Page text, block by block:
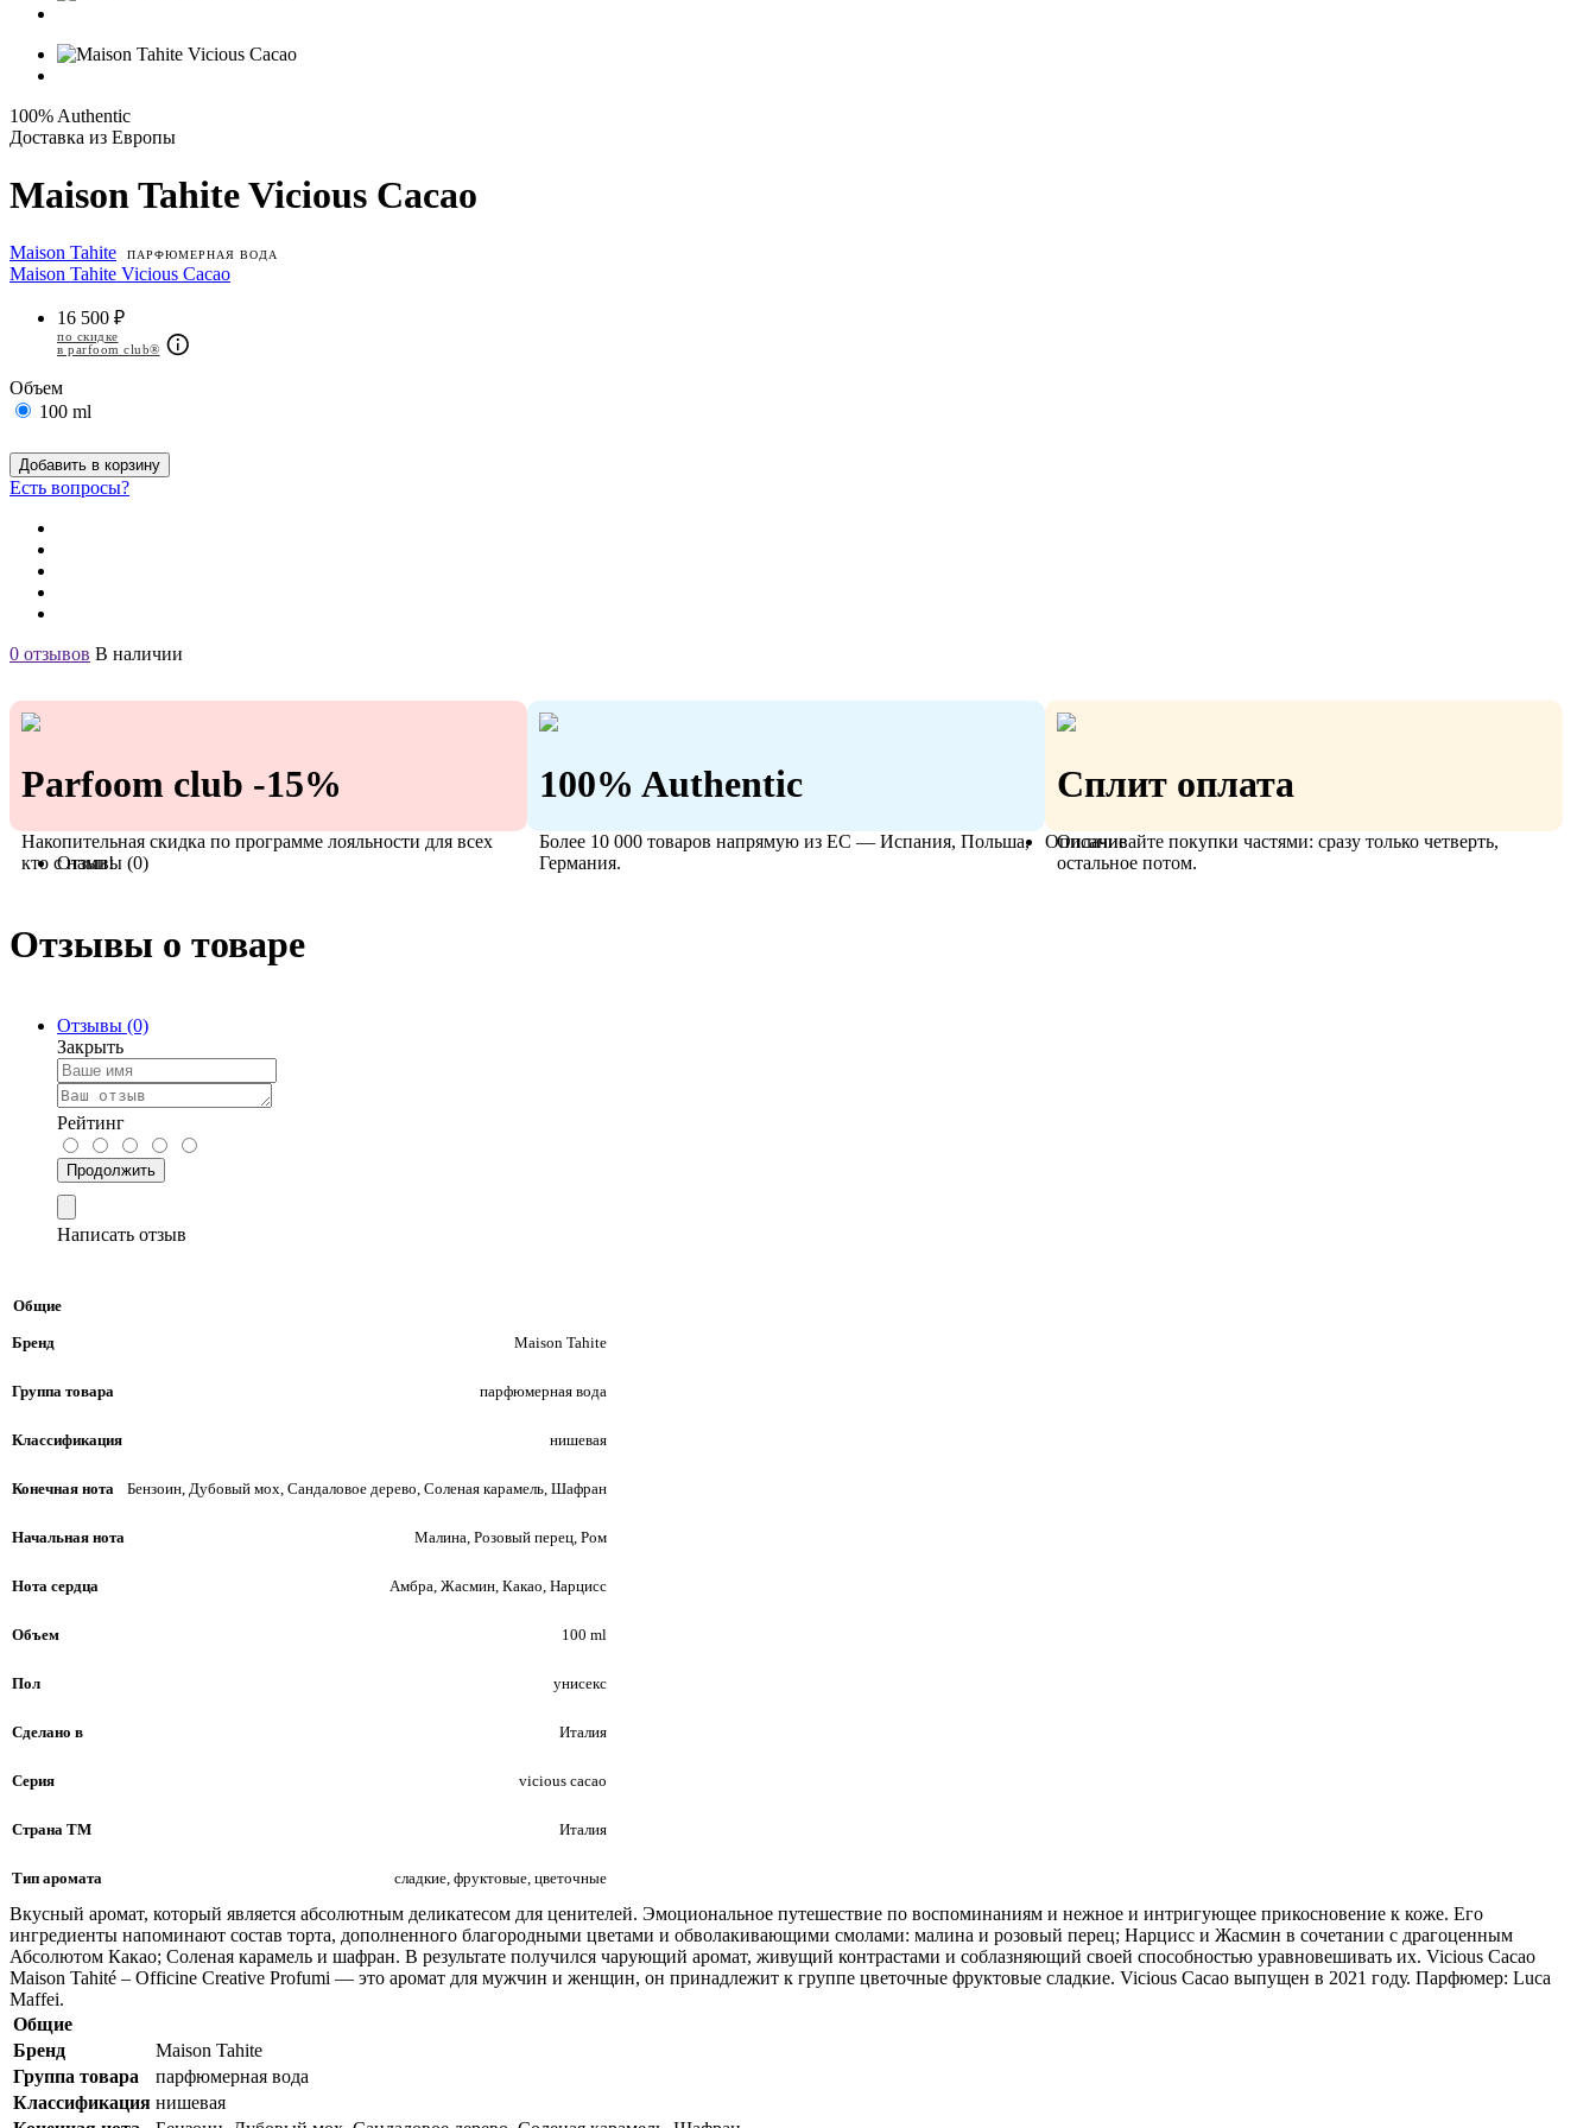
100% Authentic
Доставка из Европы
Maison Tahite Vicious Cacao
Maison Tahite ПАРФЮМЕРНАЯ ВОДА
Maison Tahite Vicious Cacao
16 500 ₽
по скидке
в parfoom club®
Объем
100 ml
Добавить в корзину
Есть вопросы?
0 отзывов В наличии
Parfoom club -15%
Накопительная скидка по программе лояльности для всех
кто с нами!
100% Authentic
Более 10 000 товаров напрямую из ЕС — Испания, Польша,
Германия.
Сплит оплата
Оплачивайте покупки частями: сразу только четверть,
остальное потом.
Описание
Отзывы (0)
Отзывы о товаре
Отзывы (0)
Закрыть
Рейтинг
Продолжить
Написать отзыв
Общие
Бренд Maison Tahite
Группа товара парфюмерная вода
Классификация нишевая
Конечная нота Бензоин, Дубовый мох, Сандаловое дерево, Соленая карамель, Шафран
Начальная нота Малина, Розовый перец, Ром
Нота сердца Амбра, Жасмин, Какао, Нарцисс
Объем 100 ml
Пол унисекс
Сделано в Италия
Серия vicious cacao
Страна ТМ Италия
Тип аромата сладкие, фруктовые, цветочные
Вкусный аромат, который является абсолютным деликатесом для ценителей. Эмоциональное путешествие по воспоминаниям и нежное и интригующее прикосновение к коже. Его
ингредиенты напоминают состав торта, дополненного благородными цветами и обволакивающими смолами: малина и розовый перец; Нарцисс и Жасмин в сочетании с драгоценным
Абсолютом Какао; Соленая карамель и шафран. В результате получился чарующий аромат, живущий контрастами и соблазняющий своей способностью уравновешивать их. Vicious Cacao
Maison Tahité – Officine Creative Profumi — это аромат для мужчин и женщин, он принадлежит к группе цветочные фруктовые сладкие. Vicious Cacao выпущен в 2021 году. Парфюмер: Luca
Maffei.
Общие
Бренд
Maison Tahite
Группа товара
парфюмерная вода
Классификация нишевая